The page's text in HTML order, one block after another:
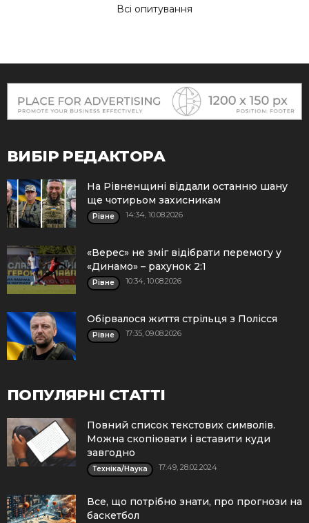
Всі опитування
ВИБІР РЕДАКТОРА
На Рівненщині віддали останню шану
ще чотирьом захисникам
Рівне 14:34, 10.08.2026
«Верес» не зміг відібрати перемогу у
«Динамо» – рахунок 2:1
Рівне 10:34, 10.08.2026
Обірвалося життя стрільця з Полісся
Рівне 17:35, 09.08.2026
ПОПУЛЯРНІ СТАТТІ
Повний список текстових символів.
Можна скопіювати і вставити куди
завгодно
Техніка/Наука 17:49, 28.02.2024
Все, що потрібно знати, про прогнози на
баскетбол